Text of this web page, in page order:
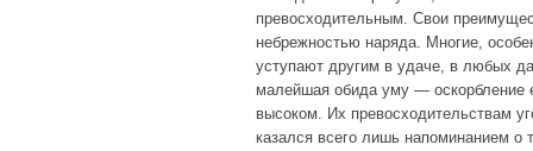
превосходительным. Свои
небрежностью наряда. Многие,
уступают другим в удаче, в любых
малейшая обида уму — оскорбление
высоком. Их превосходительствам
казался всего лишь напоминанием о